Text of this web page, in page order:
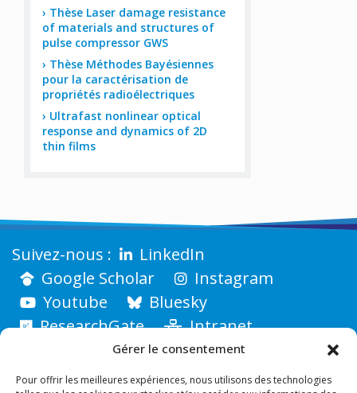
Gérer le consentement
Pour offrir les meilleures expériences, nous utilisons des technologies
Thèse Laser damage resistance
of materials and structures of
pulse compressor GWS
Thèse Méthodes Bayésiennes
pour la caractérisation de
propriétés radioélectriques
Ultrafast nonlinear optical
response and dynamics of 2D
thin films
LinkedIn
Google Scholar
Instagram
Youtube
Bluesky
ResearchGate
Intranet